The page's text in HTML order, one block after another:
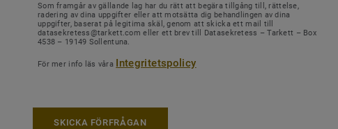
Som framgår av gällande lag har du rätt att begära tillgång till, rättelse,
radering av dina uppgifter eller att motsätta dig behandlingen av dina
uppgifter, baserat på legitima skäl, genom att skicka ett mail till
datasekretess@tarkett.com eller ett brev till Datasekretess – Tarkett – Box
4538 – 19149 Sollentuna.
För mer info läs våra Integritetspolicy
SKICKA FÖRFRÅGAN